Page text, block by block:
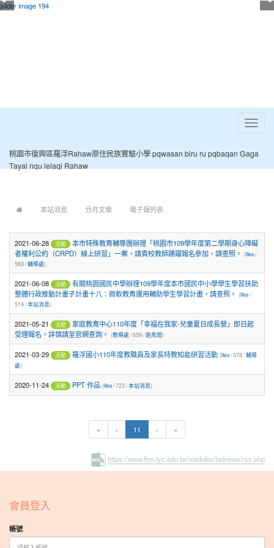
Toggle
桃園市復興區羅浮Rahaw原住民族實驗小學 pqwasan biru ru pqbaqan Gaga
Tayal nqu lelaqi Rahaw
本站消息 分月文章 電子報列表
2021-06-28 活動
本市特殊教育輔導團辦理「桃園市109學年度第二學期身心障礙
者權利公約（CRPD）線上研習」一案，請貴校教師踴躍報名參加，請查照。 (lfes/
563 /輔導處)
2021-06-08 活動
有關桃園國民中學辦理109學年度本市國民中小學學生學習扶助
整體行政推動計畫子計畫十八：微軟教育運用輔助學生學習計畫，請查照。 (lfes/
514 /本站消息)
2021-05-21 活動
家庭教育中心110年度「幸福在我家-兒童夏日成長營」即日起
受理報名，詳情請至官網查詢。 (教導處/ 659 /跑馬燈)
2021-03-29 活動 羅浮國小110年度教職員及家長特教知能研習活動 (lfes/ 578 /輔導
處)
2020-11-24 活動 PPT 作品 (lfes/ 723 /本站消息)
« ‹ 11 (current)
› »
https://www.lfes.tyc.edu.tw/modules/tadnews/rss.php
會員登入
帳號